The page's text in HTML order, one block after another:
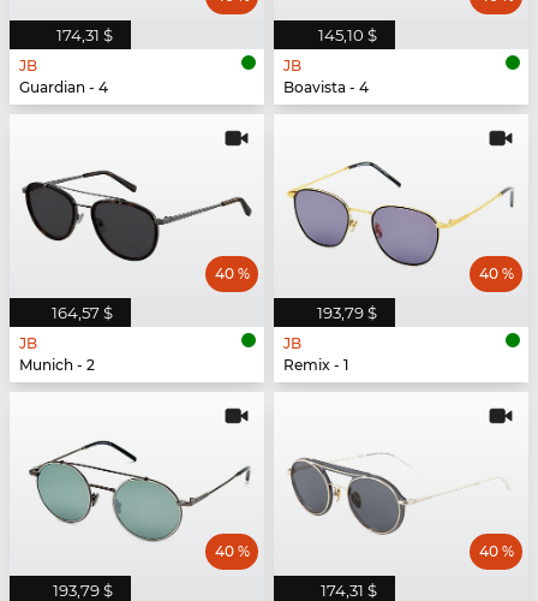
174,31 $
JB
Guardian - 4
145,10 $
JB
Boavista - 4
164,57 $
40 %
JB
Munich - 2
193,79 $
40 %
JB
Remix - 1
193,79 $
40 %
174,31 $
40 %